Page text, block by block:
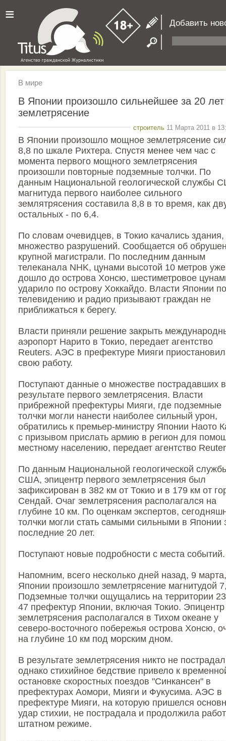
≡ Добавить
В мире
В Японии произошло сильнейшее за 20 лет
землетрясение
строитель 11 Марта 2011 в
В Японии произошло мощное землетрясение
8,8 по шкале Рихтера. Спустя менее чем час с
момента первого мощного землетрясения
произошли повторные подземные толчки. По
данным Национальной геологической службы
магнитуда первого наиболее сильного
землятрясения составила 8,8 в то время, как
остальных - по 6,4.
По словам очевидцев, в Токио качались здания,
множество разрушений. Сообщается об
крупной магистрали. По последним данным
телеканала NHK, цунами высотой 10 метров уже
дошло до острова Хонсю, шестиметровое
ударило по острову Хоккайдо. Власти Японии по
телевидению и радио призывают граждан не
приближаться к берегу.
Власти приняли решение закрыть
аэропорт Нарито в Токио, передает агентство
Reuters. АЭС в префектуре Мияги
свою работу.
Поступают данные о множестве пострадавших в
результате первого землетрясения. Власти
прибрежной префектуры Мияги, где подземные
толчки могли нанести наиболее сильный урон,
обратились к премьер-министру Японии Наото
с призывом прислать армию в регион для
местному населению, передает агентство
По данным Национальной геологической
США, эпицентр первого землетрясения был
зафиксирован в 382 км от Токио и в 179 км от
Сендай. Очаг землетрясения располагался на
глубине 10 км. По оценкам экспертов,
толчки могли стать самыми сильными в Японии
последние 20 лет.
Поступают новые подробности с места событий.
Напомним, всего несколько дней назад, 9
Японии произошло землетрясение магнитудой
Подземные толчки ощущались на территории
47 префектур Японии, включая Токио. Эпицентр
землетрясения располагался в Тихом океане у
северо-восточного побережья острова Хонсю,
на глубине 10 км под морским дном.
В результате землетрясения никто не
однако стихийное бедствие привело к
остановке скоростных поездов "Синкансен" в
префектурах Аомори, Мияги и Фукусима. АЭС в
префектуре Мияги, на которую пришелся
удар стихии, не пострадала и продолжила
штатном режиме.